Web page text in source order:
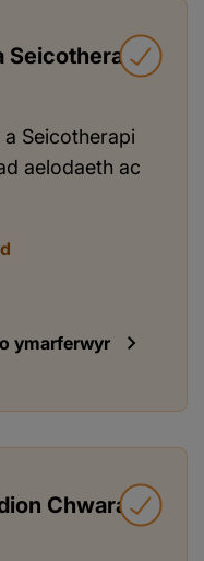
Seicotherapi
Seicotherapi
aelodaeth ac
ymarferwyr
Chwarae